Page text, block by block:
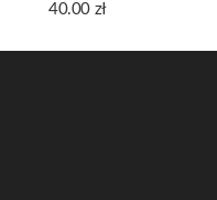
40.00 zł